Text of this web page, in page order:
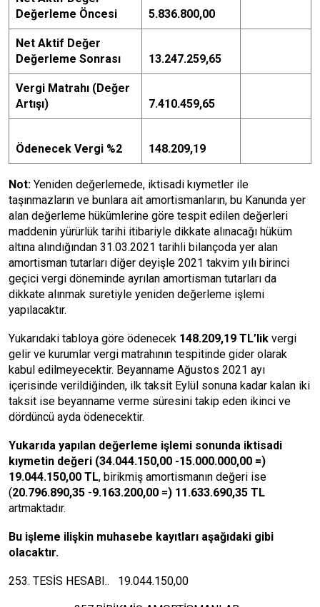
Değerleme Öncesi
5.836.800,00
Net Aktif Değer
Değerleme Sonrası
13.247.259,65
Vergi Matrahı (Değer
Artışı)
7.410.459,65
Ödenecek Vergi %2 148.209,19
Not: Yeniden değerlemede, iktisadi kıymetler ile
taşınmazların ve bunlara ait amortismanların, bu Kanunda yer
alan değerleme hükümlerine göre tespit edilen değerleri
maddenin yürürlük tarihi itibariyle dikkate alınacağı hüküm
altına alındığından 31.03.2021 tarihli bilançoda yer alan
amortisman tutarları diğer deyişle 2021 takvim yılı birinci
geçici vergi döneminde ayrılan amortisman tutarları da
dikkate alınmak suretiyle yeniden değerleme işlemi
yapılacaktır.
Yukarıdaki tabloya göre ödenecek 148.209,19 TL’lik vergi
gelir ve kurumlar vergi matrahının tespitinde gider olarak
kabul edilmeyecektir. Beyanname Ağustos 2021 ayı
içerisinde verildiğinden, ilk taksit Eylül sonuna kadar kalan iki
taksit ise beyanname verme süresini takip eden ikinci ve
dördüncü ayda ödenecektir.
Yukarıda yapılan değerleme işlemi sonunda iktisadi
kıymetin değeri (34.044.150,00 -15.000.000,00 =)
19.044.150,00 TL, birikmiş amortismanın değeri ise
(20.796.890,35 -9.163.200,00 =) 11.633.690,35 TL
artmaktadır.
Bu işleme ilişkin muhasebe kayıtları aşağıdaki gibi
olacaktır.
253. TESİS HESABI.. 19.044.150,00